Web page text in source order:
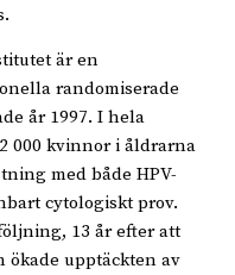
är en
randomiserade
år 1997. I hela
000 kvinnor i åldrarna
med både HPV-
cytologiskt prov.
13 år efter att
ökade upptäckten av